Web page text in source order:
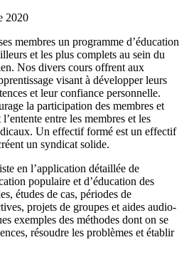
2020
membres un programme d’éducation
et les plus complets au sein du
Nos divers cours offrent aux
visant à développer leurs
et leur confiance personnelle.
la participation des membres et
entre les membres et les
Un effectif formé est un effectif
un syndicat solide.
en l’application détaillée de
populaire et d’éducation des
études de cas, périodes de
projets de groupes et aides audio-
exemples des méthodes dont on se
résoudre les problèmes et établir